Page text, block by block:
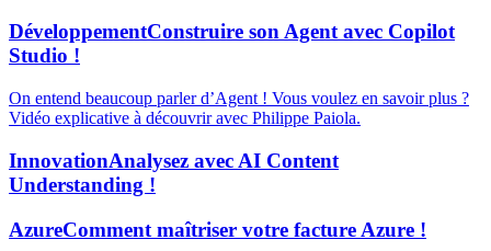
DéveloppementConstruire son Agent avec Copilot
Studio !
On entend beaucoup parler d’Agent ! Vous voulez en savoir plus ?
Vidéo explicative à découvrir avec Philippe Paiola.
InnovationAnalysez avec AI Content
Understanding !
AzureComment maîtriser votre facture Azure !